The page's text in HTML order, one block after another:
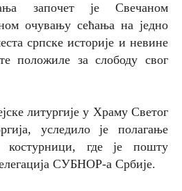
започет је Свечаном
очувању сећања на једно
српске историје и невине
положиле за слободу свог
литургије у Храму Светог
уследило је полагање
где је пошту
СУБНОР-а Србије.